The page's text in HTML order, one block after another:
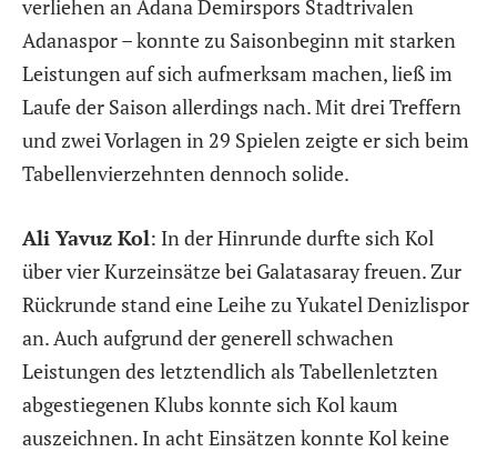
verliehen an Adana Demirspors Stadtrivalen
Adanaspor – konnte zu Saisonbeginn mit starken
Leistungen auf sich aufmerksam machen, ließ im
Laufe der Saison allerdings nach. Mit drei Treffern
und zwei Vorlagen in 29 Spielen zeigte er sich beim
Tabellenvierzehnten dennoch solide.
Ali Yavuz Kol: In der Hinrunde durfte sich Kol
über vier Kurzeinsätze bei Galatasaray freuen. Zur
Rückrunde stand eine Leihe zu Yukatel Denizlispor
an. Auch aufgrund der generell schwachen
Leistungen des letztendlich als Tabellenletzten
abgestiegenen Klubs konnte sich Kol kaum
auszeichnen. In acht Einsätzen konnte Kol keine